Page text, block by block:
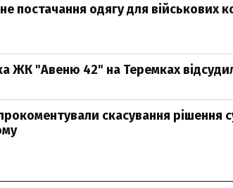
постачання одягу для
ЖК "Авеню 42" на Теремках
скасування рішення